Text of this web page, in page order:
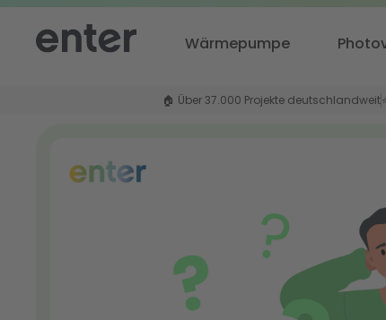
Wärmepumpe
🏠 Über 37.000 Projekte deutschlandweit